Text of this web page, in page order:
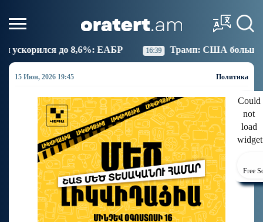
ЕАБР 16:39 Трамп: США больше не намерены вести
15 Июн, 2026 19:45 Политика
Could
not
load
Free